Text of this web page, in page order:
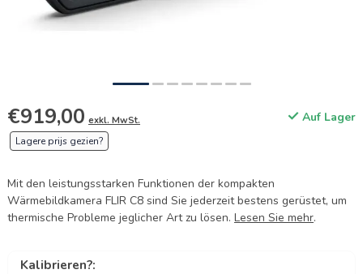
€919,00 exkl. MwSt. Auf Lager
Lagere prijs gezien?
Mit den leistungsstarken Funktionen der kompakten
Wärmebildkamera FLIR C8 sind Sie jederzeit bestens gerüstet, um
thermische Probleme jeglicher Art zu lösen. Lesen Sie mehr.
Kalibrieren?: